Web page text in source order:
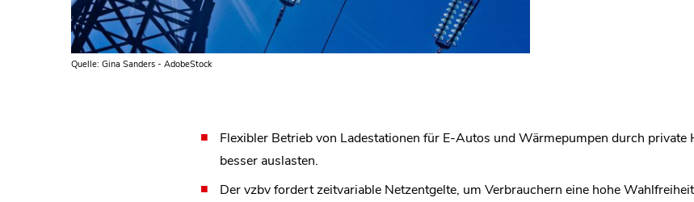
Quelle: Gina Sanders - AdobeStock
Flexibler Betrieb von Ladestationen für E-Autos und Wärmepumpen durch private
besser auslasten.
Der vzbv fordert zeitvariable Netzentgelte, um Verbrauchern eine hohe